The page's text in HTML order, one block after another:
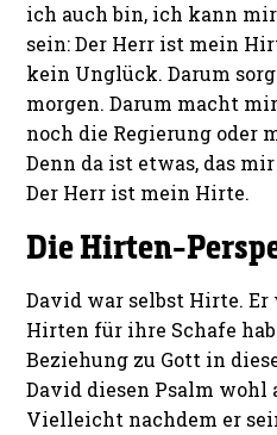
ich auch bin, ich kann
sein: Der Herr ist mein
kein Unglück. Darum
morgen. Darum macht
noch die Regierung oder
Denn da ist etwas, das
Der Herr ist mein Hirte.
Die Hirten-
David war selbst Hirte. Er
Hirten für ihre Schafe
Beziehung zu Gott in
David diesen Psalm wohl
Vielleicht nachdem er